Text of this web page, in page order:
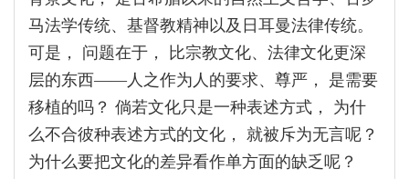
马法学传统、基督教精神以及日耳曼法律传统。
可是， 问题在于， 比宗教文化、法律文化更深
层的东西——人之作为人的要求、尊严， 是需要
移植的吗？ 倘若文化只是一种表述方式， 为什
么不合彼种表述方式的文化， 就被斥为无言呢？
为什么要把文化的差异看作单方面的缺乏呢？